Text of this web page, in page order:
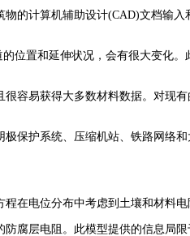
的计算机辅助设计(CAD)文档输入
置和延伸状况，会有很大变化。
容易获得大多数材料数据。对现
护系统、压缩机站、铁路网络
在电位分布中考虑到土壤和材料电
层电阻。此模型提供的信息局